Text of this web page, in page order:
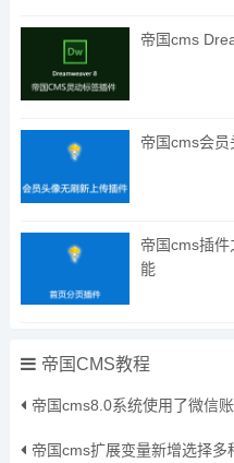
帝国cms
帝国cms会
帝国cms插
能
帝国CMS教程
帝国cms8.0系统使用了微信账号登录
帝国cms扩展变量新增选择多